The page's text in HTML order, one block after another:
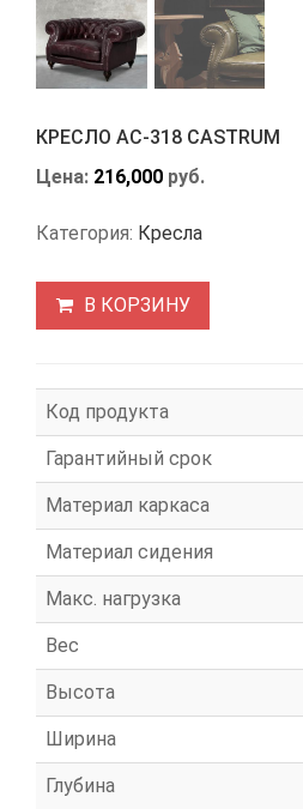
КРЕСЛО АС-318 CASTRUM
Цена: 216,000 руб.
Категория: Кресла
В КОРЗИНУ
Код продукта
Гарантийный срок
Материал каркаса
Материал сидения
Макс. нагрузка
Вес
Высота
Ширина
Глубина